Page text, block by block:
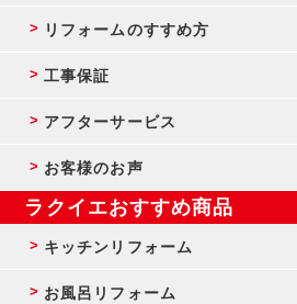
リフォームのすすめ方
工事保証
アフターサービス
お客様のお声
ラクイエおすすめ商品
キッチンリフォーム
お風呂リフォーム